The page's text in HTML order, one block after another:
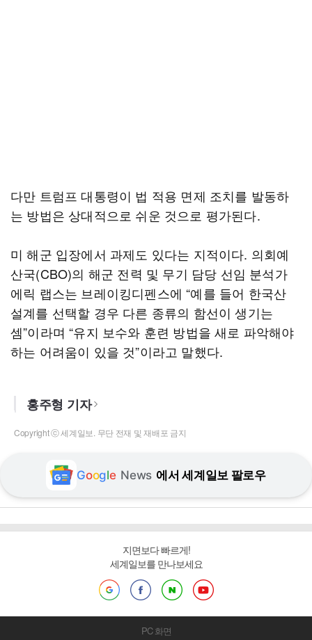
다만 트럼프 대통령이 법 적용 면제 조치를 발동하
는 방법은 상대적으로 쉬운 것으로 평가된다.
미 해군 입장에서 과제도 있다는 지적이다. 의회예
산국(CBO)의 해군 전력 및 무기 담당 선임 분석가
에릭 랩스는 브레이킹디펜스에 “예를 들어 한국산
설계를 선택할 경우 다른 종류의 함선이 생기는
셈”이라며 “유지 보수와 훈련 방법을 새로 파악해야
하는 어려움이 있을 것”이라고 말했다.
홍주형 기자
Copyright ⓒ 세계일보. 무단 전재 및 재배포 금지
Google News 에서 세계일보 팔로우
지면보다 빠르게!
세계일보를 만나보세요
PC 화면